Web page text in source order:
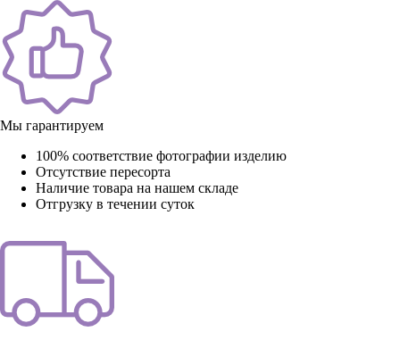
Мы гарантируем
100% соответствие фотографии изделию
Отсутствие пересорта
Наличие товара на нашем складе
Отгрузку в течении суток